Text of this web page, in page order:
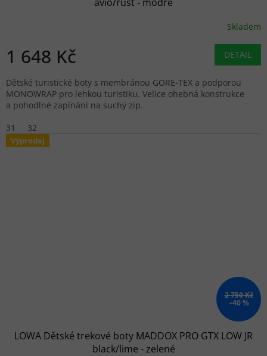
Skladem
1 648 Kč DETAIL
Dětské turistické boty s membránou GORE-TEX a podporou
MONOWRAP pro lehkou turistiku. Velice ohebná konstrukce
a pohodlné zapínání na suchý zip.
31
32
Výprodej
2 750 Kč
–40 %
LOWA Dětské trekové boty MADDOX PRO GTX LOW JR
black/lime - zelené